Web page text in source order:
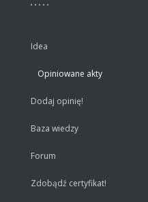
Idea
Opiniowane akty
Dodaj opinię!
Baza wiedzy
Forum
Zdobądź certyfikat!